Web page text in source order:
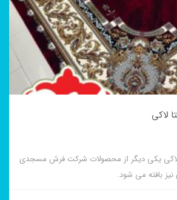
لاکی یکی دیگر از محصولات شرکت فرش مسجدی
بافته می شود.